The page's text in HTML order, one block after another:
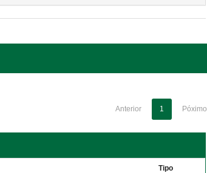
Anterior 1 Póximo
Tipo